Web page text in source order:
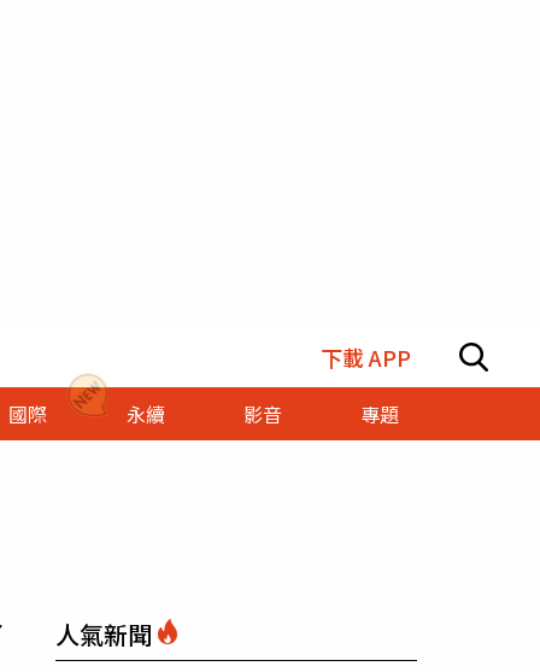
下載 APP
國際 永續 影音 專題
人氣新聞